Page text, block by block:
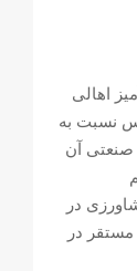
آمیز اهالی
نسبت به
صنعتی آن
در
در